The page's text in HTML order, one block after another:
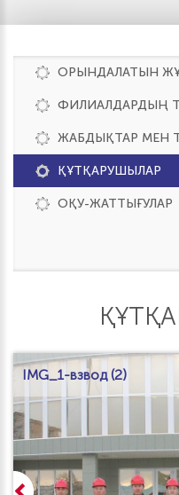
ОРЫНДАЛАТЫН
ФИЛИАЛДАРДЫҢ
ЖАБДЫҚТАР МЕН
ҚҰТҚАРУШЫЛАР
ОҚУ-ЖАТТЫҒУЛАР
IMG_1-взвод (2)